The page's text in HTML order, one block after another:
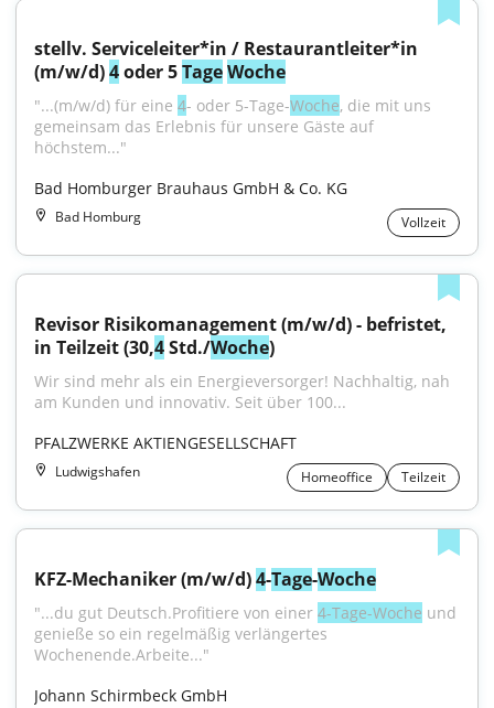
stellv. Serviceleiter*in / Restaurantleiter*in
(m/w/d) 4 oder 5 TageWoche
"...(m/w/d) für eine 4- oder 5-Tage-Woche, die mit uns
gemeinsam das Erlebnis für unsere Gäste auf
höchstem..."
Bad Homburger Brauhaus GmbH & Co. KG
Bad Homburg Vollzeit
Revisor Risikomanagement (m/w/d) - befristet,
in Teilzeit (30,4 Std./Woche)
Wir sind mehr als ein Energieversorger! Nachhaltig, nah
am Kunden und innovativ. Seit über 100...
PFALZWERKE AKTIENGESELLSCHAFT
Ludwigshafen Homeoffice Teilzeit
KFZ-Mechaniker (m/w/d) 4-Tage-Woche
"...du gut Deutsch.Profitiere von einer 4-Tage-Woche und
genieße so ein regelmäßig verlängertes
Wochenende.Arbeite..."
Johann Schirmbeck GmbH